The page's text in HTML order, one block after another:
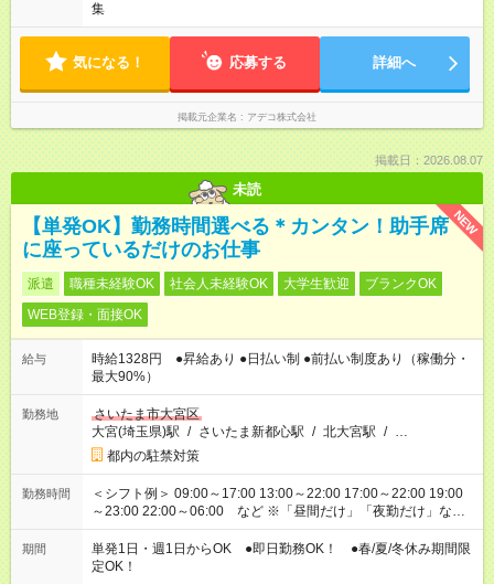
集
気になる！ 応募する 詳細へ
掲載元企業名 アデコ株式会社
掲載日：2026.08.07
未読
NEW
【単発OK】勤務時間選べる＊カンタン！助手席
に座っているだけのお仕事
派遣 職種未経験OK 社会人未経験OK 大学生歓迎
ブランクOK
WEB登録・面接OK
給与
時給1328円 ●昇給あり ●日払い制 ●前払い制度あり（稼働分・
最大90%）
勤務地
さいたま市大宮区
大宮(埼玉県)駅 / さいたま新都心駅 / 北大宮駅 / …
都内の駐禁対策
勤務時間
＜シフト例＞ 09:00～17:00 13:00～22:00 17:00～22:00 19:00
～23:00 22:00～06:00 など ※「昼間だけ」「夜勤だけ」など
の希望OK
期間
単発1日・週1日からOK ●即日勤務OK！ ●春/夏/冬休み期間限
定OK！